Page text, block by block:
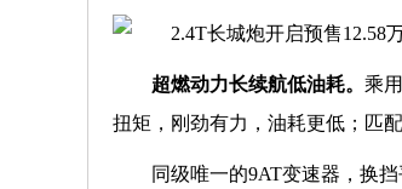
超燃动力长续航低油耗。 乘
扭矩，刚劲有力，油耗更低；匹
同级唯一的9AT变速器，换